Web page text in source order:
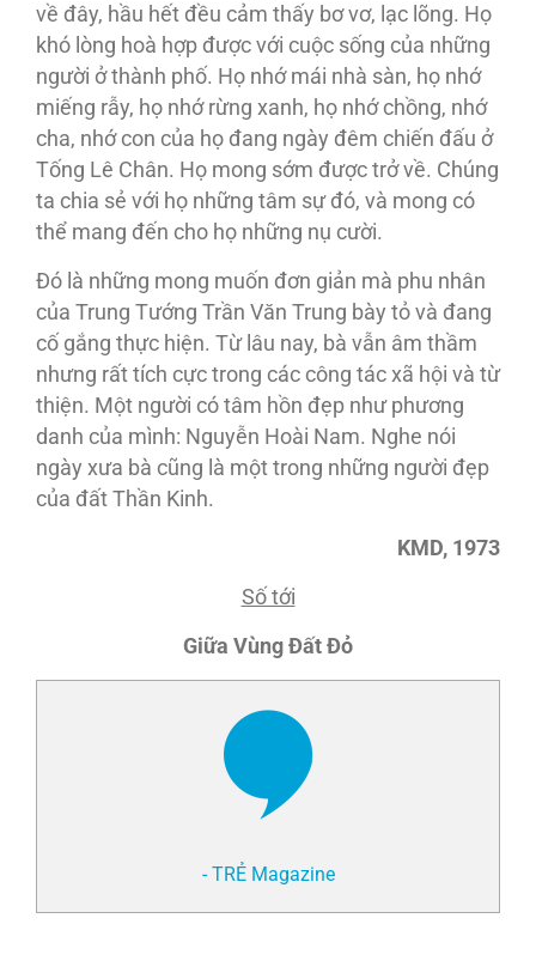
về đây, hầu hết đều cảm thấy bơ vơ, lạc lõng. Họ
khó lòng hoà hợp được với cuộc sống của những
người ở thành phố. Họ nhớ mái nhà sàn, họ nhớ
miếng rẫy, họ nhớ rừng xanh, họ nhớ chồng, nhớ
cha, nhớ con của họ đang ngày đêm chiến đấu ở
Tống Lê Chân. Họ mong sớm được trở về. Chúng
ta chia sẻ với họ những tâm sự đó, và mong có
thể mang đến cho họ những nụ cười.
Ðó là những mong muốn đơn giản mà phu nhân
của Trung Tướng Trần Văn Trung bày tỏ và đang
cố gắng thực hiện. Từ lâu nay, bà vẫn âm thầm
nhưng rất tích cực trong các công tác xã hội và từ
thiện. Một người có tâm hồn đẹp như phương
danh của mình: Nguyễn Hoài Nam. Nghe nói
ngày xưa bà cũng là một trong những người đẹp
của đất Thần Kinh.
KMD, 1973
Số tới
Giữa Vùng Đất Đỏ
- TRẺ Magazine